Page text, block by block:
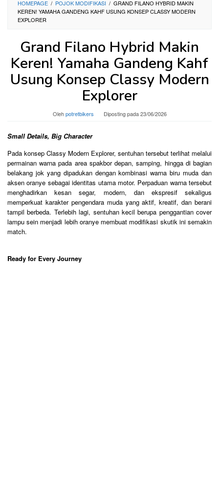
HOMEPAGE / POJOK MODIFIKASI / GRAND FILANO HYBRID MAKIN
KEREN! YAMAHA GANDENG KAHF USUNG KONSEP CLASSY MODERN
EXPLORER
Grand Filano Hybrid Makin
Keren! Yamaha Gandeng Kahf
Usung Konsep Classy Modern
Explorer
Olehpotretbikers Diposting pada23/06/2026
Small Details, Big Character
Pada konsep Classy Modern Explorer, sentuhan tersebut terlihat melalui
permainan warna pada area spakbor depan, samping, hingga di bagian
belakang jok yang dipadukan dengan kombinasi warna biru muda dan
aksen oranye sebagai identitas utama motor. Perpaduan warna tersebut
menghadirkan kesan segar, modern, dan ekspresif sekaligus
memperkuat karakter pengendara muda yang aktif, kreatif, dan berani
tampil berbeda. Terlebih lagi, sentuhan kecil berupa penggantian cover
lampu sein menjadi lebih oranye membuat modifikasi skutik ini semakin
match.
Ready for Every Journey